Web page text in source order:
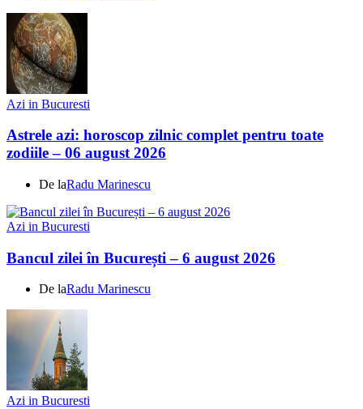
Azi in Bucuresti
Astrele azi: horoscop zilnic complet pentru toate
zodiile – 06 august 2026
De laRadu Marinescu
Azi in Bucuresti
Bancul zilei în București – 6 august 2026
De laRadu Marinescu
Azi in Bucuresti